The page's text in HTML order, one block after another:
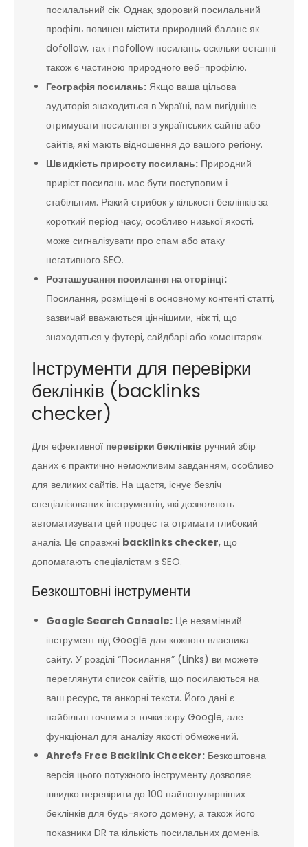
посилальний сік. Однак, здоровий посилальний
профіль повинен містити природний баланс як
dofollow, так і nofollow посилань, оскільки останні
також є частиною природного веб-профілю.
Географія посилань: Якщо ваша цільова
аудиторія знаходиться в Україні, вам вигідніше
отримувати посилання з українських сайтів або
сайтів, які мають відношення до вашого регіону.
Швидкість приросту посилань: Природний
приріст посилань має бути поступовим і
стабільним. Різкий стрибок у кількості беклінків за
короткий період часу, особливо низької якості,
може сигналізувати про спам або атаку
негативного SEO.
Розташування посилання на сторінці:
Посилання, розміщені в основному контенті статті,
зазвичай вважаються ціннішими, ніж ті, що
знаходяться у футері, сайдбарі або коментарях.
Інструменти для перевірки
беклінків (backlinks
checker)
Для ефективної перевірки беклінків ручний збір
даних є практично неможливим завданням, особливо
для великих сайтів. На щастя, існує безліч
спеціалізованих інструментів, які дозволяють
автоматизувати цей процес та отримати глибокий
аналіз. Це справжні backlinks checker, що
допомагають спеціалістам з SEO.
Безкоштовні інструменти
Google Search Console: Це незамінний
інструмент від Google для кожного власника
сайту. У розділі “Посилання” (Links) ви можете
переглянути список сайтів, що посилаються на
ваш ресурс, та анкорні тексти. Його дані є
найбільш точними з точки зору Google, але
функціонал для аналізу якості обмежений.
Ahrefs Free Backlink Checker: Безкоштовна
версія цього потужного інструменту дозволяє
швидко перевірити до 100 найпопулярніших
беклінків для будь-якого домену, а також його
показники DR та кількість посилальних доменів.